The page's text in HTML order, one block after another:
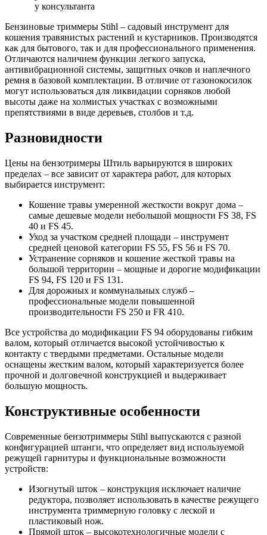
у консультанта
Бензиновые триммеры Stihl – садовый инструмент для
кошения травянистых растений и кустарников. Производятся
как для бытового, так и для профессионального применения.
Отличаются наличием функции легкого запуска,
антивибрационной системы, защитных очков и наплечного
ремня в базовой комплектации. В отличие от газонокосилок
могут использоваться для ликвидации сорняков любой
высоты даже на холмистых участках с возможными
препятствиями в виде деревьев, столбов и т.д.
Разновидности
Цены на бензотримеры Штиль варьируются в широких
пределах – все зависит от характера работ, для которых
выбирается инструмент:
Кошение травы умеренной жесткости вокруг дома –
самые дешевые модели небольшой мощности FS 38, FS
40 и FS 45.
Уход за участком средней площади – инструмент
средней ценовой категории FS 55, FS 56 и FS 70.
Устранение сорняков и кошение жесткой травы на
большой территории – мощные и дорогие модификации
FS 94, FS 120 и FS 131.
Для дорожных и коммунальных служб –
профессиональные модели повышенной
производительности FS 250 и FR 410.
Все устройства до модификации FS 94 оборудованы гибким
валом, который отличается высокой устойчивостью к
контакту с твердыми предметами. Остальные модели
оснащены жестким валом, который характеризуется более
прочной и долговечной конструкцией и выдерживает
большую мощность.
Конструктивные особенности
Современные бензотриммеры Stihl выпускаются с разной
конфигурацией штанги, что определяет вид используемой
режущей гарнитуры и функциональные возможности
устройств:
Изогнутый шток – конструкция исключает наличие
редуктора, позволяет использовать в качестве режущего
инструмента триммерную головку с леской и
пластиковый нож.
Прямой шток – высокотехнологичные модели с